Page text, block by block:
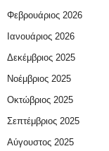
Φεβρουάριος 2026
Ιανουάριος 2026
Δεκέμβριος 2025
Νοέμβριος 2025
Οκτώβριος 2025
Σεπτέμβριος 2025
Αύγουστος 2025